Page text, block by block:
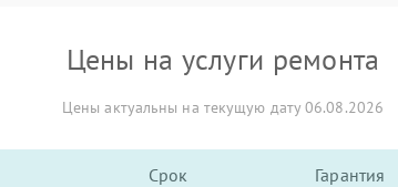
Цены на услуги ремонта
Цены актуальны на текущую дату 06.08.2026
Срок Гарантия